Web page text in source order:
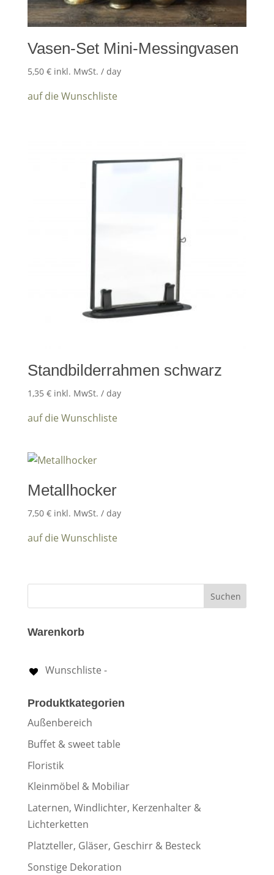
Vasen-Set Mini-Messingvasen
5,50 € inkl. MwSt. / day
auf die Wunschliste
Standbilderrahmen schwarz
1,35 € inkl. MwSt. / day
auf die Wunschliste
Metallhocker
7,50 € inkl. MwSt. / day
auf die Wunschliste
Warenkorb
Wunschliste -
Produktkategorien
Außenbereich
Buffet & sweet table
Floristik
Kleinmöbel & Mobiliar
Laternen, Windlichter, Kerzenhalter &
Lichterketten
Platzteller, Gläser, Geschirr & Besteck
Sonstige Dekoration